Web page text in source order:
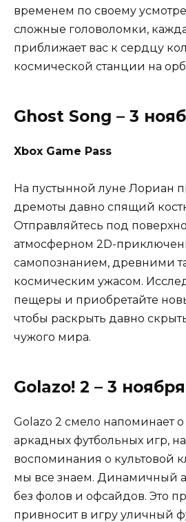
временем по своему
сложные головоломки,
приближает вас к сердцу
космической станции на
Ghost Song – 3
Xbox Game Pass
На пустынной луне Лориан
дремоты давно спящий
Отправляйтесь под
атмосферном 2D-
самопознанием, древними
космическим ужасом.
пещеры и приобретайте
чтобы раскрыть давно
чужого мира.
Golazo! 2 – 3 ноября
Golazo 2 смело напоминает
аркадных футбольных игр,
воспоминания о культовой
мы все знаем. Динамичный
без фолов и офсайдов. Это
привносит в игру уличный